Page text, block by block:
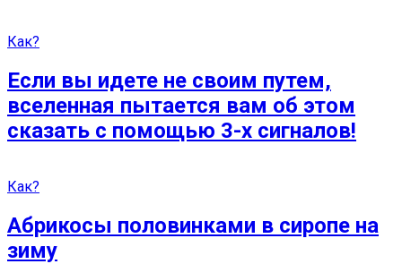
Как?
Если вы идете не своим путем,
вселенная пытается вам об этом
сказать с помощью 3-х сигналов!
Как?
Абрикосы половинками в сиропе на
зиму